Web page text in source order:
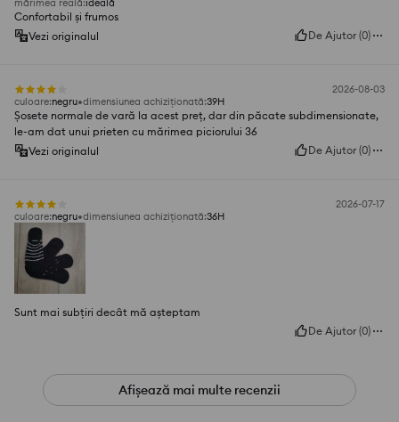
mărimea reală:ideală
Confortabil și frumos
Vezi originalul
De Ajutor (0)
2026-08-03
culoare:negru dimensiunea achiziționată:39H
Șosete normale de vară la acest preț, dar din păcate subdimensionate,
le-am dat unui prieten cu mărimea piciorului 36
Vezi originalul
De Ajutor (0)
2026-07-17
culoare:negru dimensiunea achiziționată:36H
Sunt mai subțiri decât mă așteptam
De Ajutor (0)
Afișează mai multe recenzii